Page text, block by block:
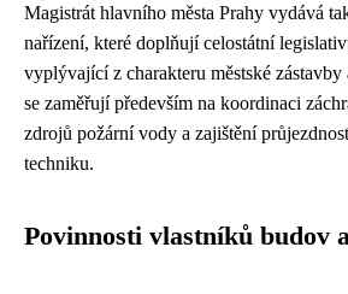
Magistrát hlavního města Prahy vydává
nařízení, které doplňují celostátní
vyplývající z charakteru městské
se zaměřují především na koordinaci
zdrojů požární vody a zajištění
techniku.
Povinnosti vlastníků budov